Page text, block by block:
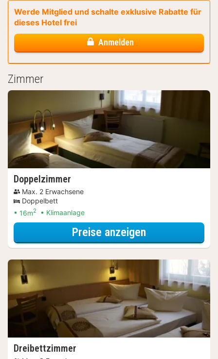
Werde Mitglied und schalte exklusive Rabatte für
dieses Hotel frei
Anmelden
Zimmer
Doppelzimmer
Max. 2 Erwachsene
Doppelbett
16m2 Klimaanlage
Preise anzeigen
Dreibettzimmer